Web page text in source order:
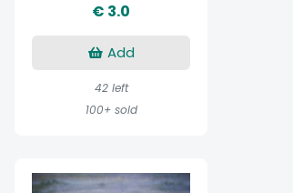
€ 3.0
Add
42 left
100+ sold